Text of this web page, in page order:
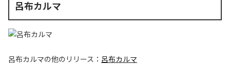
呂布カルマ
呂布カルマの他のリリース： 呂布カルマ